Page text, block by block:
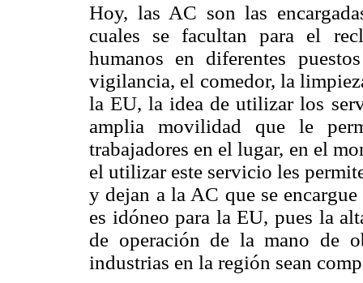
Hoy, las AC son las
cuales se facultan para el
humanos en diferentes
vigilancia, el comedor, la
la EU, la idea de utilizar los
amplia movilidad que le
trabajadores en el lugar, en el
el utilizar este servicio les
y dejan a la AC que se
es idóneo para la EU, pues la
de operación de la mano de
industrias en la región sean